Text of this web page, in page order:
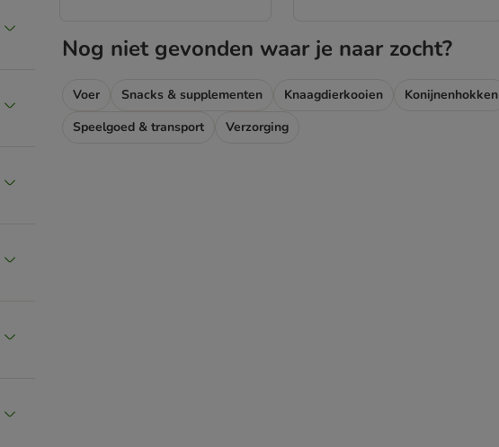
Nog niet gevonden waar je naar zocht?
Voer Snacks & supplementen Knaagdierkooien Konijnenhokken
Speelgoed & transport
Verzorging